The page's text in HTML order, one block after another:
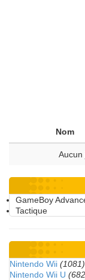
Nom
Aucun
GameBoy
Tactique
Nintendo Wii (1081)
Nintendo Wii U